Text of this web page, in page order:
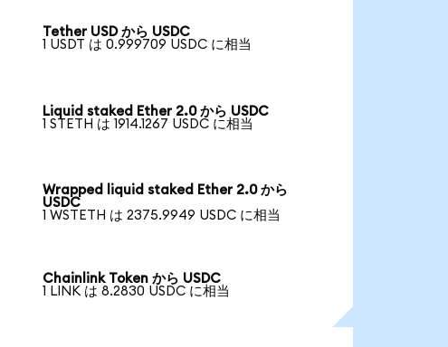
Tether USD から USDC
1 USDT は 0.999709 USDC に相当
Liquid staked Ether 2.0 から USDC
1 STETH は 1914.1267 USDC に相当
Wrapped liquid staked Ether 2.0 から
USDC
1 WSTETH は 2375.9949 USDC に相当
Chainlink Token から USDC
1 LINK は 8.2830 USDC に相当